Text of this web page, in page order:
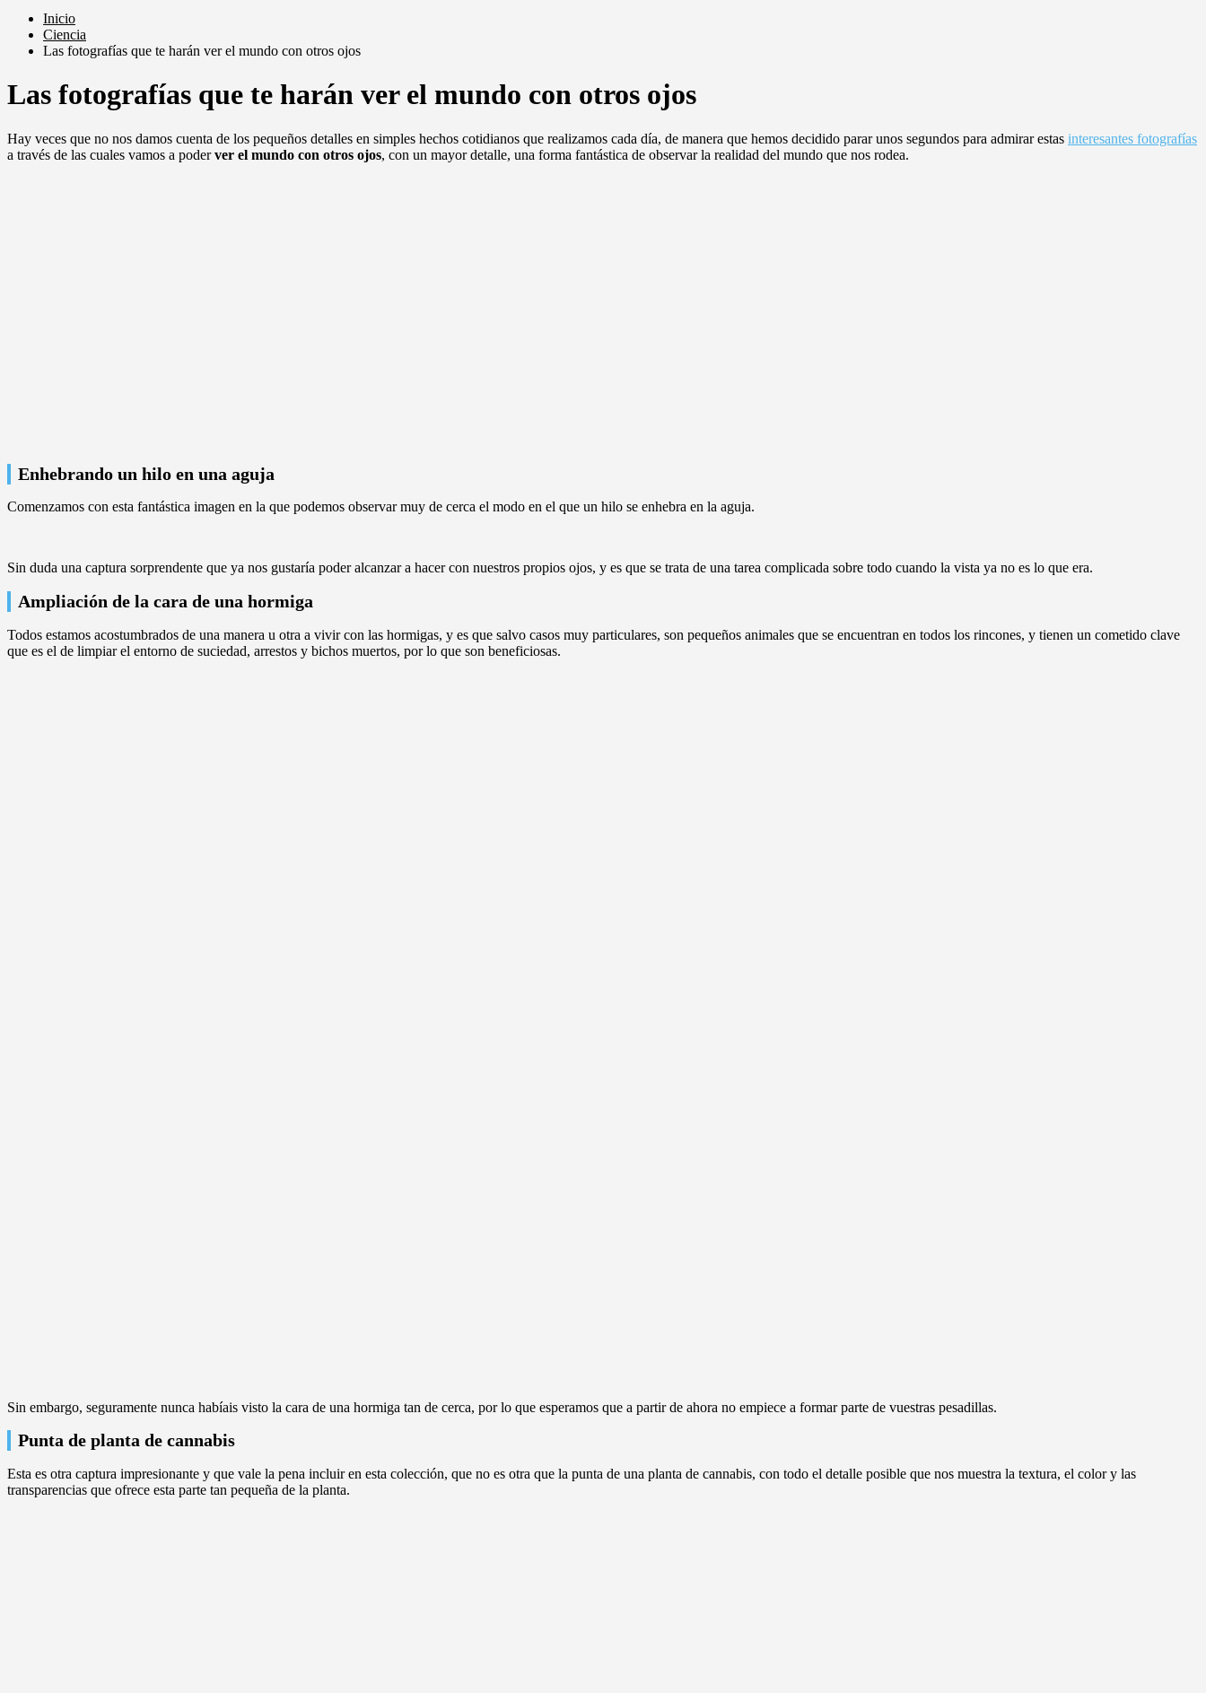
Inicio
Ciencia
Las fotografías que te harán ver el mundo con otros ojos
Las fotografías que te harán ver el mundo con otros ojos
Hay veces que no nos damos cuenta de los pequeños detalles en simples hechos cotidianos que realizamos cada día, de manera que hemos decidido parar unos segundos para admirar estas interesantes fotografías
a través de las cuales vamos a poderver el mundo con otros ojos, con un mayor detalle, una forma fantástica de observar la realidad del mundo que nos rodea.
Enhebrando un hilo en una aguja
Comenzamos con esta fantástica imagen en la que podemos observar muy de cerca el modo en el que un hilo se enhebra en la aguja.
Sin duda una captura sorprendente que ya nos gustaría poder alcanzar a hacer con nuestros propios ojos, y es que se trata de una tarea complicada sobre todo cuando la vista ya no es lo que era.
Ampliación de la cara de una hormiga
Todos estamos acostumbrados de una manera u otra a vivir con las hormigas, y es que salvo casos muy particulares, son pequeños animales que se encuentran en todos los rincones, y tienen un cometido clave
que es el de limpiar el entorno de suciedad, arrestos y bichos muertos, por lo que son beneficiosas.
Sin embargo, seguramente nunca habíais visto la cara de una hormiga tan de cerca, por lo que esperamos que a partir de ahora no empiece a formar parte de vuestras pesadillas.
Punta de planta de cannabis
Esta es otra captura impresionante y que vale la pena incluir en esta colección, que no es otra que la punta de una planta de cannabis, con todo el detalle posible que nos muestra la textura, el color y las
transparencias que ofrece esta parte tan pequeña de la planta.